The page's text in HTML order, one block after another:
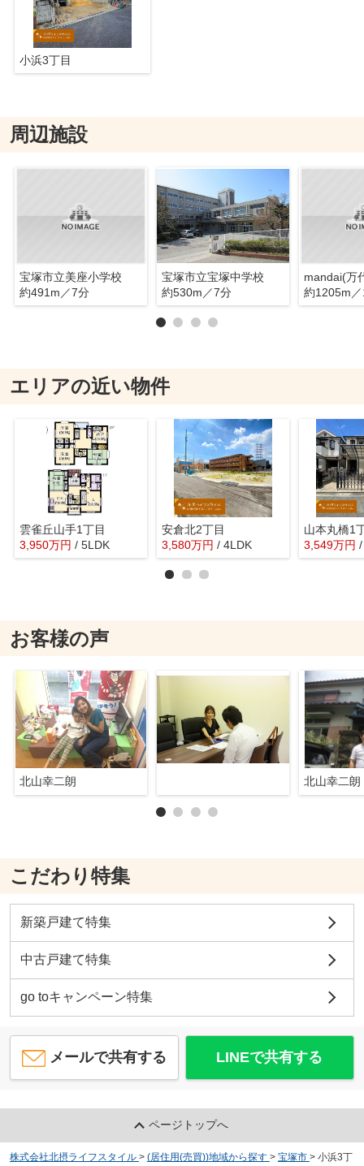
小浜3丁目
周辺施設
宝塚市立美座小学校
約491m／7分
宝塚市立宝塚中学校
約530m／7分
mandai(万
約1205m
エリアの近い物件
雲雀丘山手1丁目
3,950万円 / 5LDK
安倉北2丁目
3,580万円 / 4LDK
山本丸橋1
3,549万円
お客様の声
北山幸二朗 北山幸二朗
こだわり特集
新築戸建て特集
中古戸建て特集
go toキャンペーン特集
メールで共有する LINEで共有する
ページトップへ
株式会社北摂ライフスタイル > (居住用(売買))地域から探す > 宝塚市 > 小浜3丁